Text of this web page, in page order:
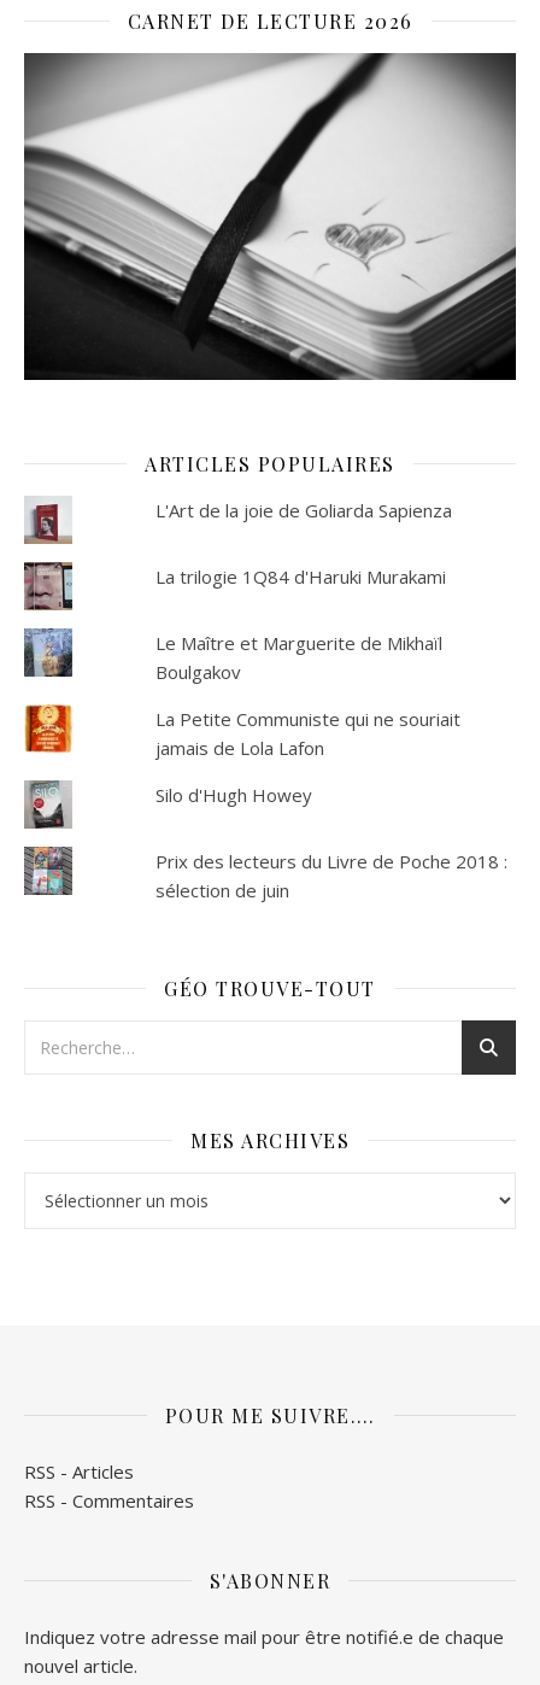
CARNET DE LECTURE 2026
ARTICLES POPULAIRES
L'Art de la joie de Goliarda Sapienza
La trilogie 1Q84 d'Haruki Murakami
Le Maître et Marguerite de Mikhaïl
Boulgakov
La Petite Communiste qui ne souriait
jamais de Lola Lafon
Silo d'Hugh Howey
Prix des lecteurs du Livre de Poche 2018 :
sélection de juin
GÉO TROUVE-TOUT
MES ARCHIVES
POUR ME SUIVRE….
RSS - Articles
RSS - Commentaires
S'ABONNER
Indiquez votre adresse mail pour être notifié.e de chaque
nouvel article.